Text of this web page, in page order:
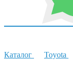
Каталог Toyota